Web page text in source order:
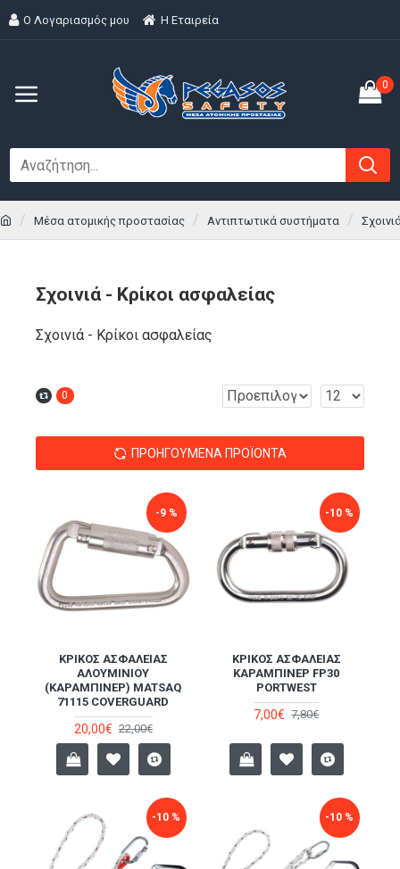
Ο Λογαριασμός μου H Εταιρεία
0
Μέσα ατομικής προστασίας Αντιπτωτικά συστήματα
Σχοινιά - Κρίκοι ασφαλείας
Σχοινιά - Κρίκοι ασφαλείας
0
ΠΡΟΗΓΟΎΜΕΝΑ ΠΡΟΪΌΝΤΑ
-9 %
ΚΡΊΚΟΣ ΑΣΦΑΛΕΊΑΣ
ΑΛΟΥΜΙΝΊΟΥ
(ΚΑΡΑΜΠΊΝΕΡ) MATSAQ
71115 COVERGUARD
20,00€ 22,00€
-10 %
ΚΡΊΚΟΣ ΑΣΦΑΛΕΊΑΣ
ΚΑΡΆΜΠΙΝΕΡ FP30
PORTWEST
7,00€ 7,80€
-10 % -10 %